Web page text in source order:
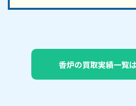
香炉の買取実績一覧